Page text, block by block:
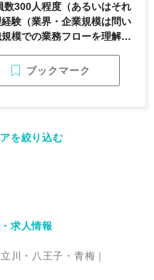
300人程度（あるいはそれ
験（業界・企業規模は問い
模での業務フローを理解し
◆月次・年次決算の主担当
験
ブックマーク
を絞り込む
求人情報
立川・八王子・青梅